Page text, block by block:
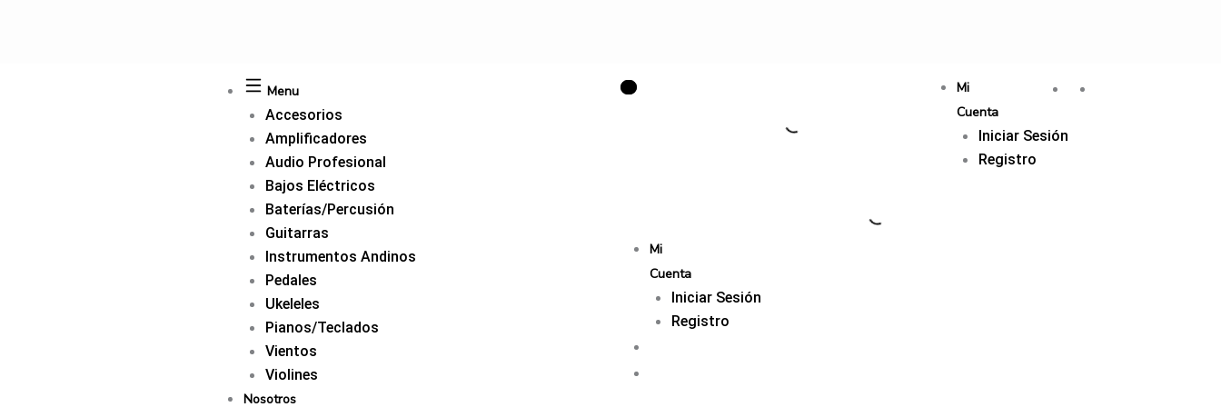
Menu
Accesorios
Amplificadores
Audio Profesional
Bajos Eléctricos
Baterías/Percusión
Guitarras
Instrumentos Andinos
Pedales
Ukeleles
Pianos/Teclados
Vientos
Violines
Nosotros
Mi
Cuenta
Iniciar Sesión
Registro
Mi
Cuenta
Iniciar Sesión
Registro